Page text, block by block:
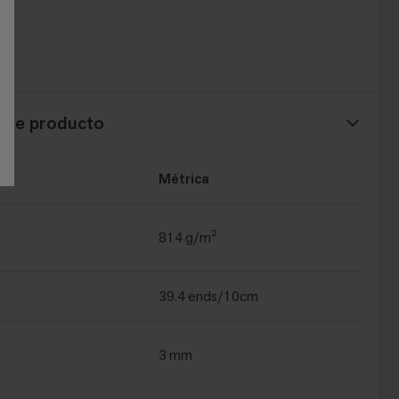
de producto
Métrica
814 g/m²
39.4 ends/10cm
3 mm